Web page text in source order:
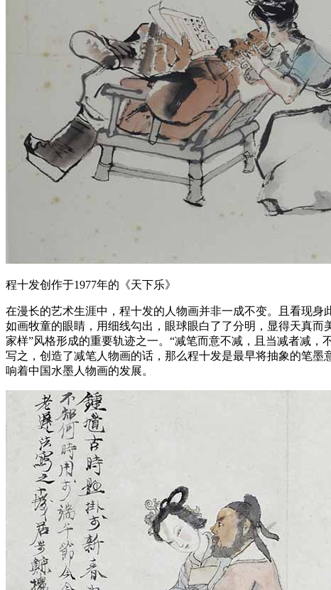
程十发创作于1977年的《天下乐》
在漫长的艺术生涯中，程十发的人物画并非一成不变。且看现
如画牧童的眼睛，用细线勾出，眼球眼白了了分明，显得天真
家样”风格形成的重要轨迹之一。“减笔而意不减，且当减者减
写之，创造了减笔人物画的话，那么程十发是最早将抽象的笔
响着中国水墨人物画的发展。